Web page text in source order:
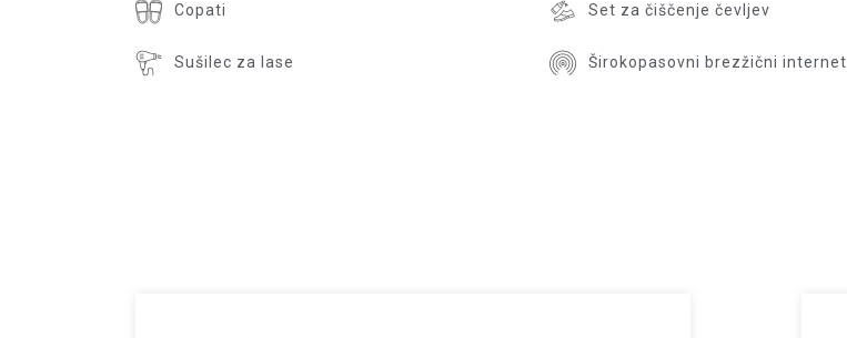
Copati Set za čiščenje čevljev
Sušilec za lase Širokopasovni brezžični internet